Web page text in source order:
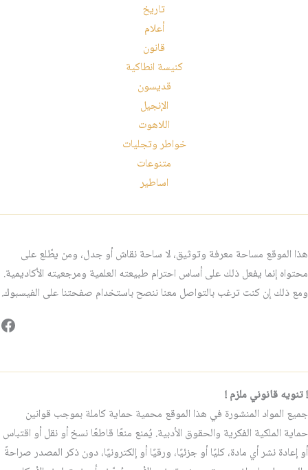
تاريخ
أعلام
قانون
كنيسة انطاكية
قديسون
الإنجيل
اللاهوت
خواطر وتجليات
متنوعات
اساطير
هذا الموقع مساحة معرفة وتوثيق، لا ساحة نقاش أو جدل، ومن يطّلع على
محتواه إنما يفعل ذلك على أساس احترام طبيعته العلمية ومرجعيته الأكاديمية.
ومع ذلك إن كنت ترغب بالتواصل معنا ننصح باستخدام صفحتنا على الفيسبوك.
! تنويه قانوني ملزم !
جميع المواد المنشورة في هذا الموقع محمية حماية كاملة بموجب قوانين
حماية الملكية الفكرية والحقوق الأدبية. يُمنع منعًا قاطعًا نسخ أو نقل أو اقتباس
أو إعادة نشر أي مادة، كليًا أو جزئيًا، ورقيًا أو إلكترونيًا، دون ذكر المصدر صراحةً